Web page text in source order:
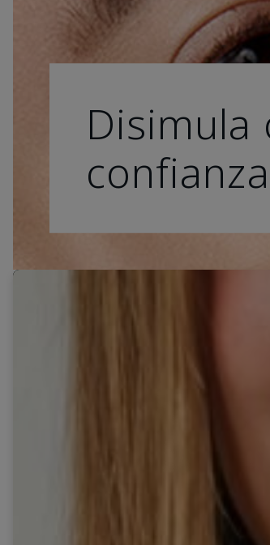
Disimula
confianza